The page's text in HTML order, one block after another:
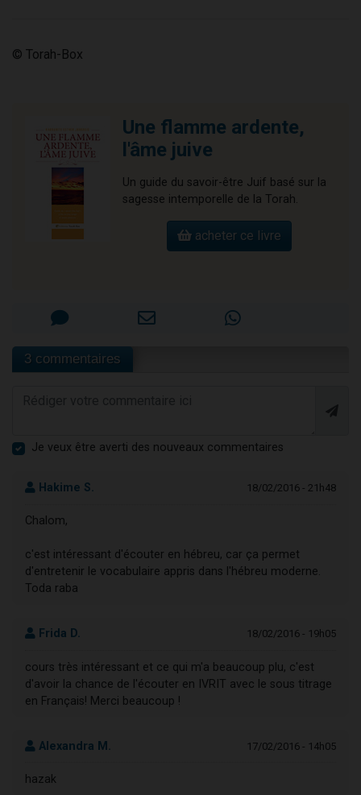
© Torah-Box
Une flamme ardente,
l'âme juive
Un guide du savoir-être Juif basé sur la
sagesse intemporelle de la Torah.
acheter ce livre
3 commentaires
Je veux être averti des nouveaux commentaires
Hakime S. 18/02/2016 - 21h48
Chalom,
c'est intéressant d'écouter en hébreu, car ça permet
d'entretenir le vocabulaire appris dans l'hébreu moderne.
Toda raba
Frida D. 18/02/2016 - 19h05
cours très intéressant et ce qui m'a beaucoup plu, c'est
d'avoir la chance de l'écouter en IVRIT avec le sous titrage
en Français! Merci beaucoup !
Alexandra M. 17/02/2016 - 14h05
hazak